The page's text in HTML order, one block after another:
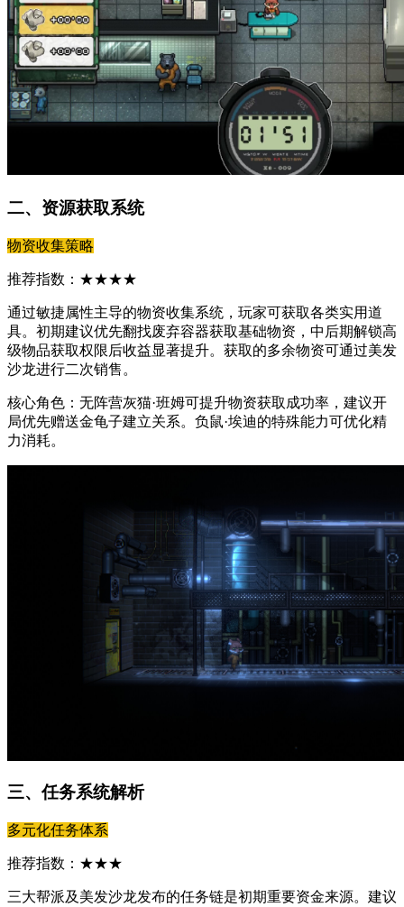
二、资源获取系统
物资收集策略
推荐指数：★★★★
通过敏捷属性主导的物资收集系统，玩家可获取各类实用道
具。初期建议优先翻找废弃容器获取基础物资，中后期解锁高
级物品获取权限后收益显著提升。获取的多余物资可通过美发
沙龙进行二次销售。
核心角色：无阵营灰猫·班姆可提升物资获取成功率，建议开
局优先赠送金龟子建立关系。负鼠·埃迪的特殊能力可优化精
力消耗。
三、任务系统解析
多元化任务体系
推荐指数：★★★
三大帮派及美发沙龙发布的任务链是初期重要资金来源。建议